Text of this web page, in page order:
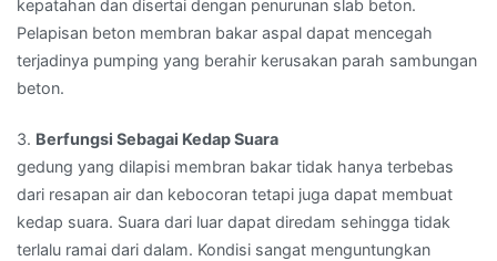
kepatahan dan disertai dengan penurunan slab beton.
Pelapisan beton membran bakar aspal dapat mencegah
terjadinya pumping yang berahir kerusakan parah sambungan
beton.
3. Berfungsi Sebagai Kedap Suara
gedung yang dilapisi membran bakar tidak hanya terbebas
dari resapan air dan kebocoran tetapi juga dapat membuat
kedap suara. Suara dari luar dapat diredam sehingga tidak
terlalu ramai dari dalam. Kondisi sangat menguntungkan